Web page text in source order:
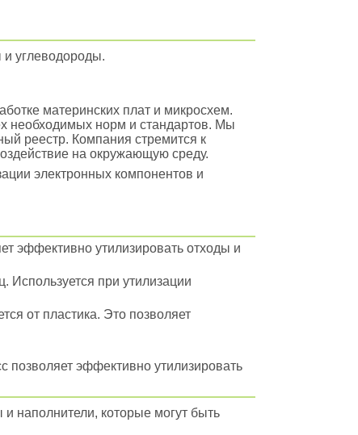
и углеводороды.
материнских плат и микросхем.
необходимых норм и стандартов. Мы
реестр. Компания стремится к
на окружающую среду.
электронных компонентов и
эффективно утилизировать отходы и
Используется при утилизации
от пластика. Это позволяет
позволяет эффективно утилизировать
наполнители, которые могут быть